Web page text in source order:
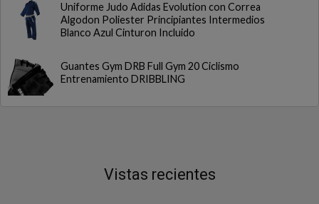
Uniforme Judo Adidas Evolution con Correa
Algodon Poliester Principiantes Intermedios
Blanco Azul Cinturon Incluido
Guantes Gym DRB Full Gym 20 Ciclismo
Entrenamiento DRIBBLING
Vistas recientes